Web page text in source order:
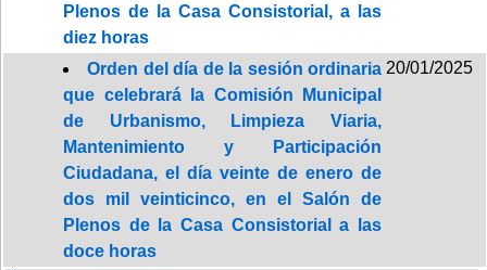
Plenos de la Casa Consistorial, a las
diez horas
Orden del día de la sesión ordinaria
que celebrará la Comisión Municipal
de Urbanismo, Limpieza Viaria,
Mantenimiento y Participación
Ciudadana, el día veinte de enero de
dos mil veinticinco, en el Salón de
Plenos de la Casa Consistorial a las
doce horas
20/01/2025